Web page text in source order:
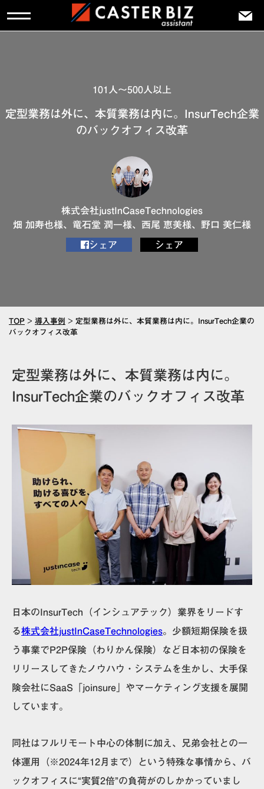
101人～500人以上
定型業務は外に、本質業務は内に。InsurTech企業
のバックオフィス改革
株式会社justInCaseTechnologies
畑 加寿也様、竜石堂 潤一様、西尾 恵美様、野口 美仁様
シェア シェア
TOP > 導入事例 > 定型業務は外に、本質業務は内に。InsurTech企業の
バックオフィス改革
定型業務は外に、本質業務は内に。
InsurTech企業のバックオフィス改革
日本のInsurTech（インシュアテック）業界をリードす
る株式会社justInCaseTechnologies。少額短期保険を扱
う事業でP2P保険（わりかん保険）など日本初の保険を
リリースしてきたノウハウ・システムを生かし、大手保
険会社にSaaS「joinsure」やマーケティング支援を展開
しています。
同社はフルリモート中心の体制に加え、兄弟会社との一
体運用（※2024年12月まで）という特殊な事情から、バ
ックオフィスに“実質2倍”の負荷がのしかかっていまし